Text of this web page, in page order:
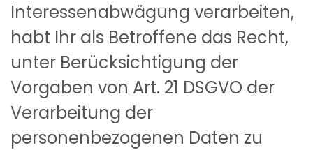
Interessenabwägung verarbeiten,
habt Ihr als Betroffene das Recht,
unter Berücksichtigung der
Vorgaben von Art. 21 DSGVO der
Verarbeitung der
personenbezogenen Daten zu